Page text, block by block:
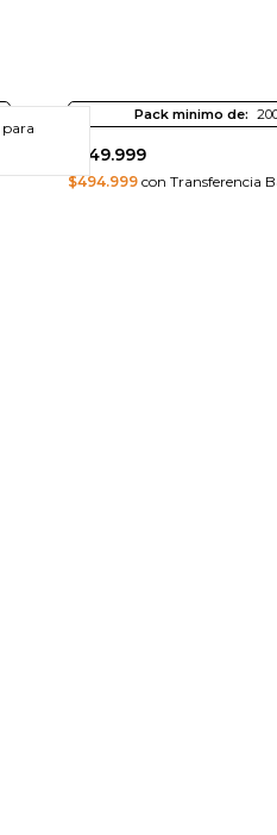
para
Pack minimo de:
$549.999
$494.999con Transferencia